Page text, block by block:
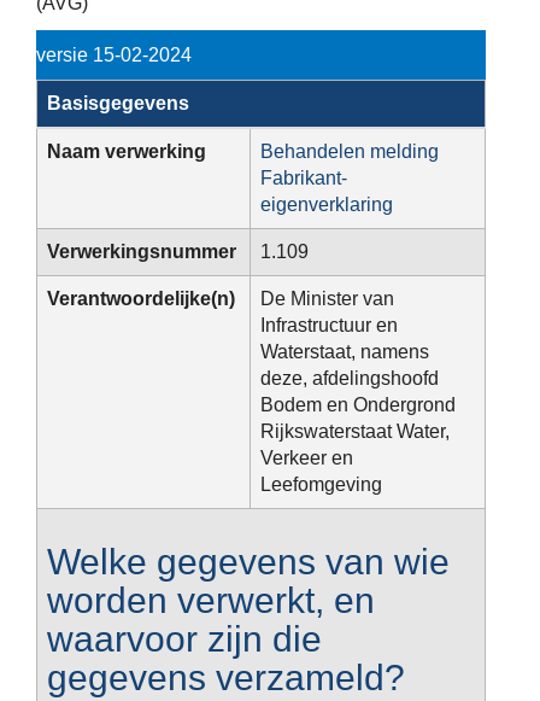
versie 15-02-2024
Basisgegevens
Naam verwerking
Behandelen melding
Fabrikant-
eigenverklaring
Verwerkingsnummer 1.109
Verantwoordelijke(n)
De Minister van
Infrastructuur en
Waterstaat, namens
deze, afdelingshoofd
Bodem en Ondergrond
Rijkswaterstaat Water,
Verkeer en
Leefomgeving
Welke gegevens van wie
worden verwerkt, en
waarvoor zijn die
gegevens verzameld?